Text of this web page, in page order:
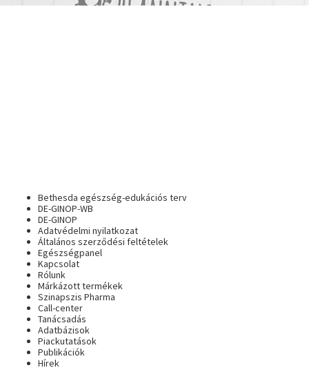
Bethesda egészség-edukációs terv
DE-GINOP-WB
DE-GINOP
Adatvédelmi nyilatkozat
Általános szerződési feltételek
Egészségpanel
Kapcsolat
Rólunk
Márkázott termékek
Szinapszis Pharma
Call-center
Tanácsadás
Adatbázisok
Piackutatások
Publikációk
Hírek